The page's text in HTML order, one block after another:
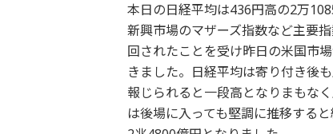
本日の日経平均は436円高の2万
新興市場のマザーズ指数など主要
回されたことを受け昨日の米国市
きました。日経平均は寄り付き後
報じられると一段高となりまもな
は後場に入っても堅調に推移する